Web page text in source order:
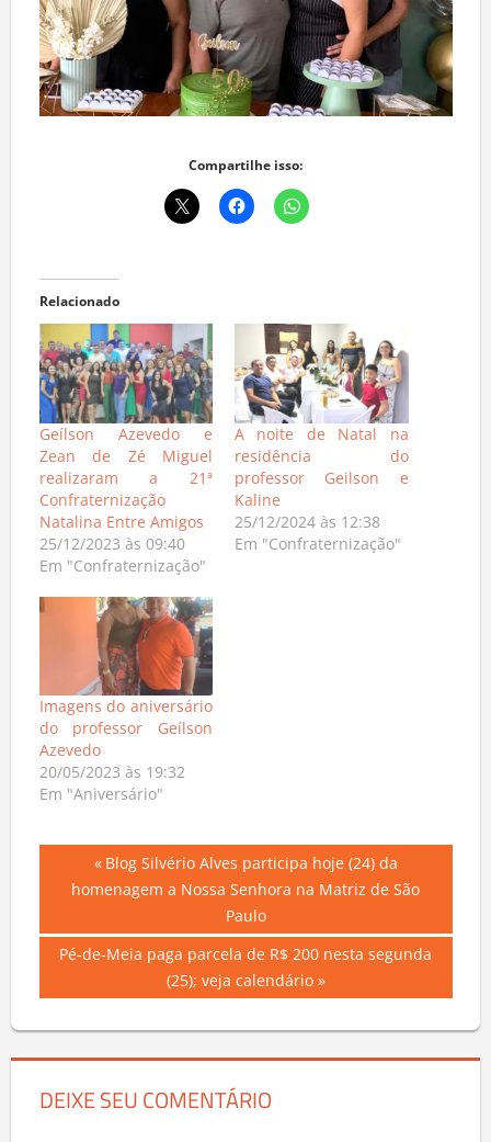
Compartilhe isso:
Relacionado
Geílson Azevedo e
Zean de Zé Miguel
realizaram a 21ª
Confraternização
Natalina Entre Amigos
25/12/2023 às 09:40
Em "Confraternização"
A noite de Natal na
residência do
professor Geilson e
Kaline
25/12/2024 às 12:38
Em "Confraternização"
Imagens do aniversário
do professor Geílson
Azevedo
20/05/2023 às 19:32
Em "Aniversário"
Navegação
Post
Previous
Post:
Blog Silvério Alves participa hoje (24) da
homenagem a Nossa Senhora na Matriz de São
Paulo
Next
Pé-de-Meia paga parcela de R$ 200 nesta segunda
(25); veja calendário
DEIXE SEU COMENTÁRIO